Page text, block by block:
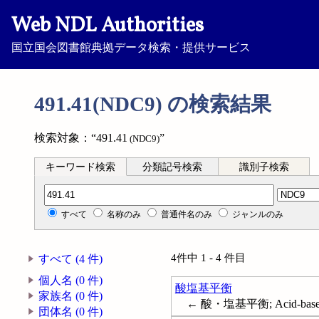
Web NDL Authorities
国立国会図書館典拠データ検索・提供サービス
491.41(NDC9) の検索結果
検索対象：“491.41 (NDC9)”
キーワード検索 分類記号検索 識別子検索
分類記号検索
すべて 名称のみ 普通件名のみ ジャンルのみ
すべて (4 件)
個人名 (0 件)
家族名 (0 件)
団体名 (0 件)
4件中 1 - 4 件目
酸塩基平衡
← 酸・塩基平衡; Acid-